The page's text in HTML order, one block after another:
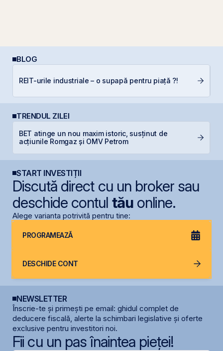
BLOG
REIT-urile industriale – o supapă pentru piață ?!
TRENDUL ZILEI
BET atinge un nou maxim istoric, susținut de
acțiunile Romgaz și OMV Petrom
START INVESTIȚII
Discută direct cu un broker sau
deschide contul tăuonline.
Alege varianta potrivită pentru tine:
PROGRAMEAZĂ
DESCHIDE CONT
NEWSLETTER
Înscrie-te și primești pe email: ghidul complet de
deducere fiscală, alerte la schimbari legislative și oferte
exclusive pentru investitori noi.
Fii cu un pas înaintea pieței!